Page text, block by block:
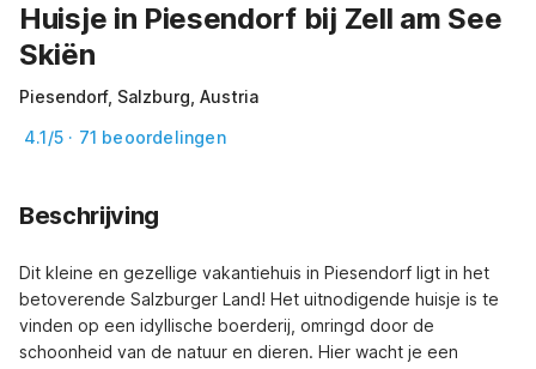
Huisje in Piesendorf bij Zell am See
Skiën
Piesendorf, Salzburg, Austria
4.1/5 · 71 beoordelingen
Beschrijving
Dit kleine en gezellige vakantiehuis in Piesendorf ligt in het
betoverende Salzburger Land! Het uitnodigende huisje is te
vinden op een idyllische boerderij, omringd door de
schoonheid van de natuur en dieren. Hier wacht je een